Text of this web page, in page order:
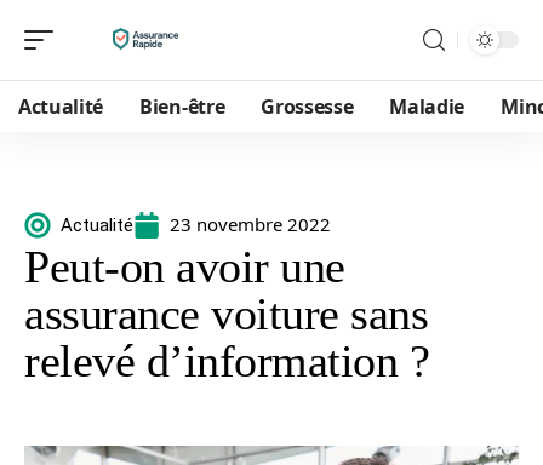
Actualité Bien-être Grossesse Maladie
Actualité 23 novembre 2022
Peut-on avoir une
assurance voiture sans
relevé d’information ?